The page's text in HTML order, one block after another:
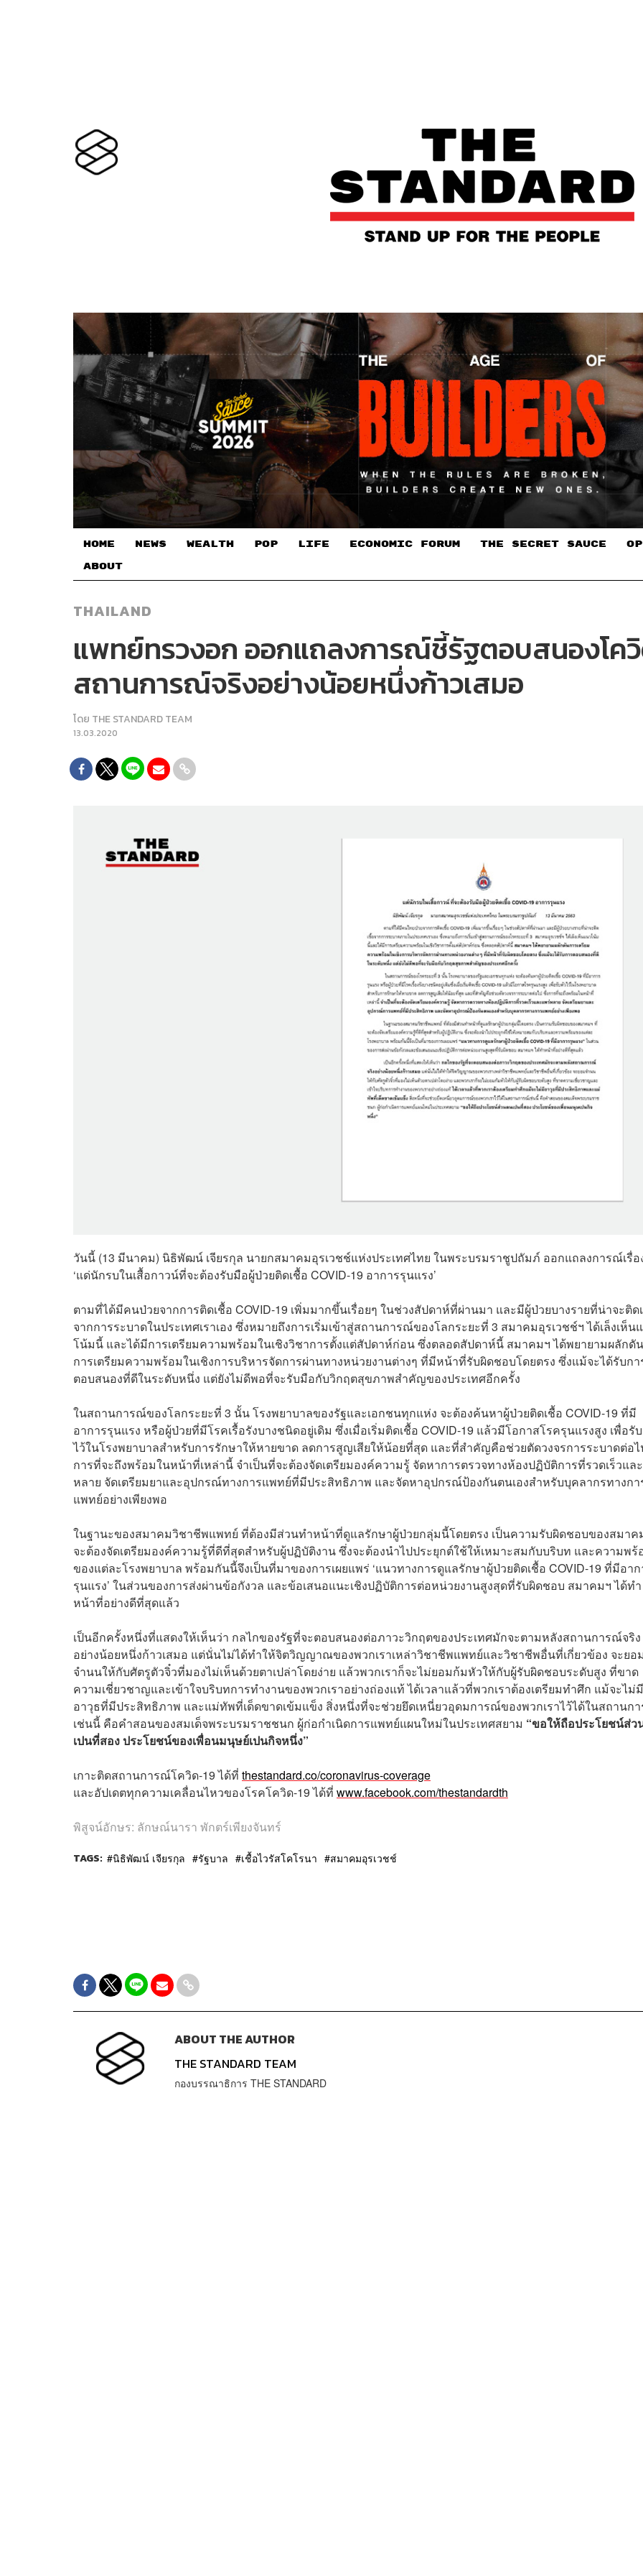
HOME NEWS WEALTH POP LIFE ECONOMIC FORUM THE SECRET SAUCE​
ABOUT
THAILAND
แพทย์ทรวงอก ออกแถลงการณ์ชี้รัฐตอบสนองโควิ
สถานการณ์จริงอย่างน้อยหนึ่งก้าวเสมอ
โดย THE STANDARD TEAM
13.03.2020
วันนี้ (13 มีนาคม) นิธิพัฒน์ เจียรกุล นายกสมาคมอุรเวชช์แห่งประเทศไทย ในพระบรมราชูปถัมภ์ ออกแถลงการณ์เรื่อ
‘แด่นักรบในเสื้อกาวน์ที่จะต้องรับมือผู้ป่วยติดเชื้อ COVID-19 อาการรุนแรง’
ตามที่ได้มีคนป่วยจากการติดเชื้อ COVID-19 เพิ่มมากขึ้นเรื่อยๆ ในช่วงสัปดาห์ที่ผ่านมา และมีผู้ป่วยบางรายที่น่าจะติด
จากการระบาดในประเทศเราเอง ซึ่งหมายถึงการเริ่มเข้าสู่สถานการณ์ของโลกระยะที่ 3 สมาคมอุรเวชช์ฯ ได้เล็งเห็น
โน้มนี้ และได้มีการเตรียมความพร้อมในเชิงวิชาการตั้งแต่สัปดาห์ก่อน ซึ่งตลอดสัปดาห์นี้ สมาคมฯ ได้พยายามผลักดัน
การเตรียมความพร้อมในเชิงการบริหารจัดการผ่านทางหน่วยงานต่างๆ ที่มีหน้าที่รับผิดชอบโดยตรง ซึ่งแม้จะได้รับกา
ตอบสนองที่ดีในระดับหนึ่ง แต่ยังไม่ดีพอที่จะรับมือกับวิกฤตสุขภาพสำคัญของประเทศอีกครั้ง
ในสถานการณ์ของโลกระยะที่ 3 นั้น โรงพยาบาลของรัฐและเอกชนทุกแห่ง จะต้องค้นหาผู้ป่วยติดเชื้อ COVID-19 ที่มี
อาการรุนแรง หรือผู้ป่วยที่มีโรคเรื้อรังบางชนิดอยู่เดิม ซึ่งเมื่อเริ่มติดเชื้อ COVID-19 แล้วมีโอกาสโรครุนแรงสูง เพื่อรั
ไว้ในโรงพยาบาลสำหรับการรักษาให้หายขาด ลดการสูญเสียให้น้อยที่สุด และที่สำคัญคือช่วยตัดวงจรการระบาดต่อไ
การที่จะถึงพร้อมในหน้าที่เหล่านี้ จำเป็นที่จะต้องจัดเตรียมองค์ความรู้ จัดหาการตรวจทางห้องปฏิบัติการที่รวดเร็วแล
หลาย จัดเตรียมยาและอุปกรณ์ทางการแพทย์ที่มีประสิทธิภาพ และจัดหาอุปกรณ์ป้องกันตนเองสำหรับบุคลากรทางกา
แพทย์อย่างเพียงพอ
ในฐานะของสมาคมวิชาชีพแพทย์ ที่ต้องมีส่วนทำหน้าที่ดูแลรักษาผู้ป่วยกลุ่มนี้โดยตรง เป็นความรับผิดชอบของสมาค
จะต้องจัดเตรียมองค์ความรู้ที่ดีที่สุดสำหรับผู้ปฏิบัติงาน ซึ่งจะต้องนำไปประยุกต์ใช้ให้เหมาะสมกับบริบท และความพร้
ของแต่ละโรงพยาบาล พร้อมกันนี้จึงเป็นที่มาของการเผยแพร่ ‘แนวทางการดูแลรักษาผู้ป่วยติดเชื้อ COVID-19 ที่มีอา
รุนแรง’ ในส่วนของการส่งผ่านข้อกังวล และข้อเสนอแนะเชิงปฏิบัติการต่อหน่วยงานสูงสุดที่รับผิดชอบ สมาคมฯ ได้ทำ
หน้าที่อย่างดีที่สุดแล้ว
เป็นอีกครั้งหนึ่งที่แสดงให้เห็นว่า กลไกของรัฐที่จะตอบสนองต่อภาวะวิกฤตของประเทศมักจะตามหลังสถานการณ์จริง
อย่างน้อยหนึ่งก้าวเสมอ แต่นั่นไม่ได้ทำให้จิตวิญญาณของพวกเราเหล่าวิชาชีพแพทย์และวิชาชีพอื่นที่เกี่ยวข้อง จะยอ
จำนนให้กับศัตรูตัวจิ๋วที่มองไม่เห็นด้วยตาเปล่าโดยง่าย แล้วพวกเราก็จะไม่ยอมก้มหัวให้กับผู้รับผิดชอบระดับสูง ที่ขาด
ความเชี่ยวชาญและเข้าใจบริบทการทำงานของพวกเราอย่างถ่องแท้ ได้เวลาแล้วที่พวกเราต้องเตรียมทำศึก แม้จะไม่มี
อาวุธที่มีประสิทธิภาพ และแม่ทัพที่เด็ดขาดเข้มแข็ง สิ่งหนึ่งที่จะช่วยยึดเหนี่ยวอุดมการณ์ของพวกเราไว้ได้ในสถานก
เช่นนี้ คือคำสอนของสมเด็จพระบรมราชชนก ผู้ก่อกำเนิดการแพทย์แผนใหม่ในประเทศสยาม “ขอให้ถือประโยชน์ส่ว
เปนที่สอง ประโยชน์ของเพื่อนมนุษย์เปนกิจหนึ่ง”
เกาะติดสถานการณ์โควิด-19ได้ที่ thestandard.co/coronavirus-coverage
และอัปเดตทุกความเคลื่อนไหวของโรคโควิด-19ได้ที่ www.facebook.com/thestandardth
พิสูจน์อักษร: ลักษณ์นารา พักตร์เพียงจันทร์
TAGS: นิธิพัฒน์ เจียรกุล รัฐบาล เชื้อไวรัสโคโรนา สมาคมอุรเวชช์
ABOUT THE AUTHOR
THE STANDARD TEAM
กองบรรณาธิการ THE STANDARD